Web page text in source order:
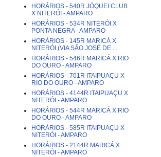
HORÁRIOS - 540R JÓQUEI CLUB
X NITERÓI - AMPARO
HORÁRIOS - 534R NITERÓI X
PONTA NEGRA - AMPARO
HORÁRIOS - 145R MARICÁ X
NITERÓI (VIA SÃO JOSÉ DE ...
HORÁRIOS - 546R MARICÁ X RIO
DO OURO - AMPARO
HORÁRIOS - 701R ITAIPUAÇU X
RIO DO OURO - AMPARO
HORÁRIOS - 4144R ITAIPUAÇU X
NITERÓI - AMPARO
HORÁRIOS - 544R MARICÁ X RIO
DO OURO - AMPARO
HORÁRIOS - 585R ITAIPUAÇU X
NITERÓI - AMPARO
HORÁRIOS - 2144R MARICÁ X
NITERÓI - AMPARO